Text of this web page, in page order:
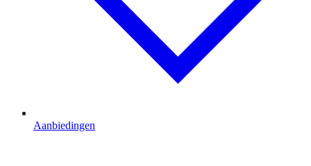
Aanbiedingen